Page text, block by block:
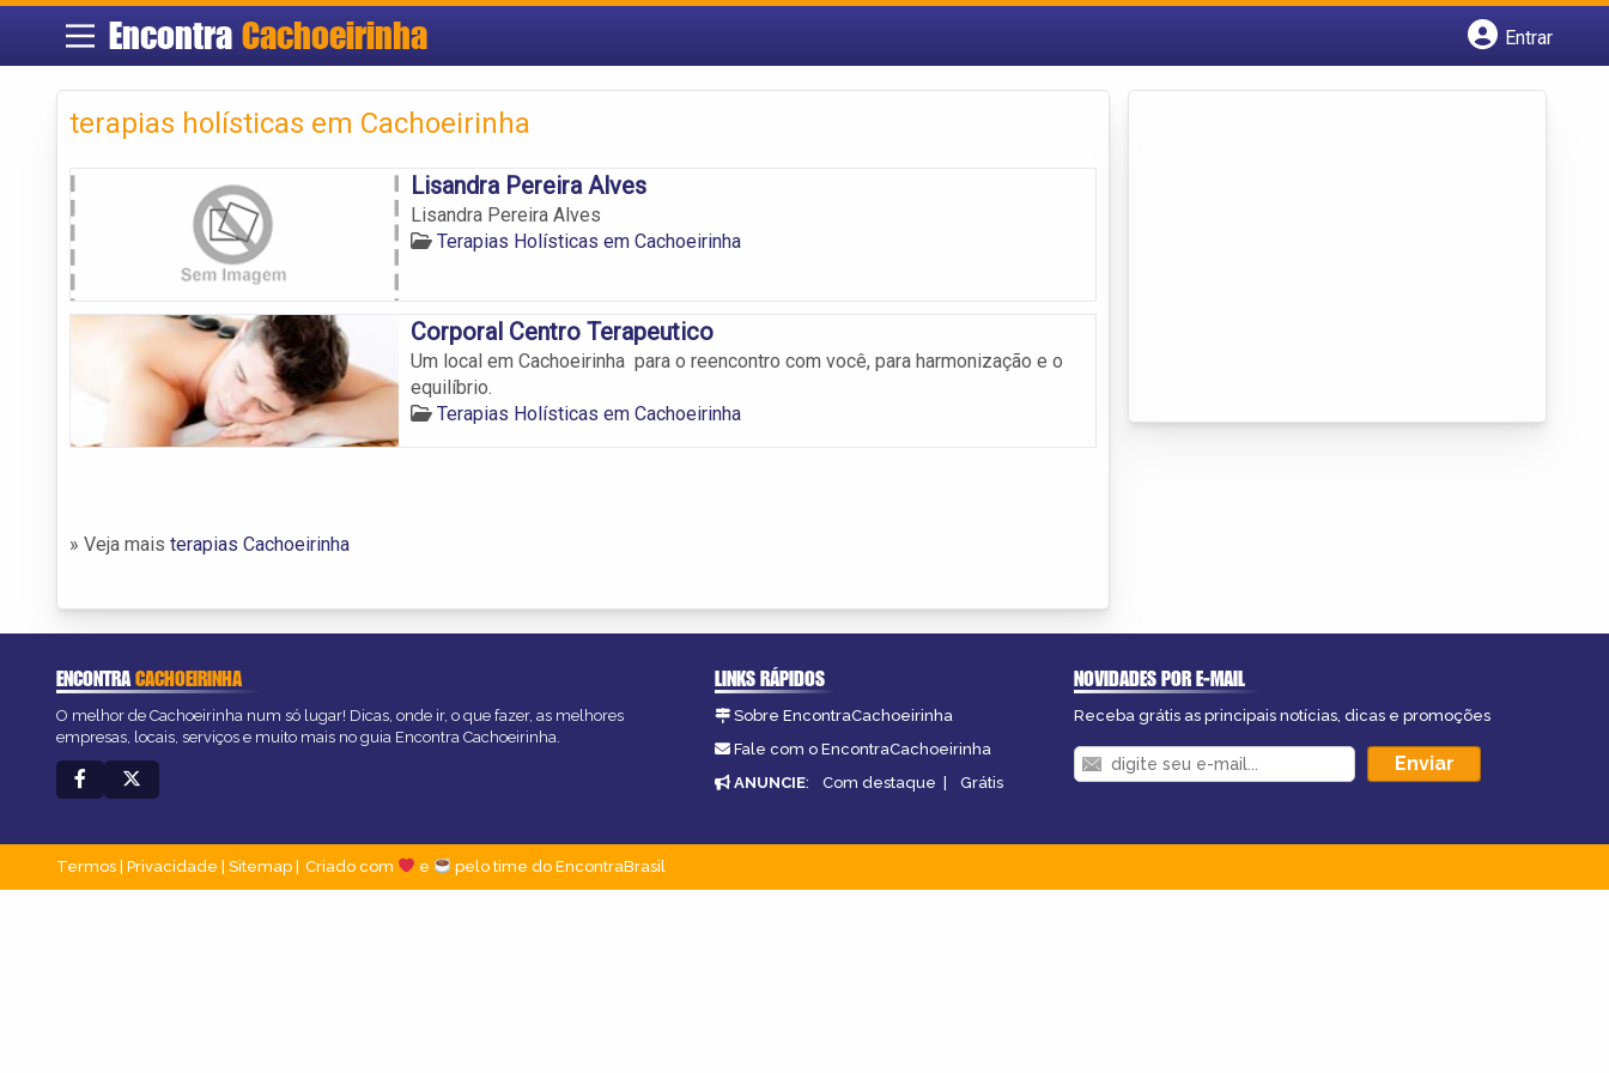
Encontra Cachoeirinha
Entrar
terapias holísticas em Cachoeirinha
Lisandra Pereira Alves
Lisandra Pereira Alves
Terapias Holísticas em Cachoeirinha
Corporal Centro Terapeutico
Um local em Cachoeirinha para o reencontro com você, para harmonização e o
equilíbrio.
Terapias Holísticas em Cachoeirinha
» Veja mais terapias Cachoeirinha
ENCONTRACACHOEIRINHA
O melhor de Cachoeirinha num só lugar! Dicas, onde ir, o que fazer, as melhores
empresas, locais, serviços e muito mais no guia Encontra Cachoeirinha.
LINKS RÁPIDOS
Sobre EncontraCachoeirinha
Fale com o EncontraCachoeirinha
ANUNCIE: Com destaque | Grátis
NOVIDADES POR E-MAIL
Receba grátis as principais notícias, dicas e promoções
Termos Privacidade Sitemap Criado com e pelo time do EncontraBrasil